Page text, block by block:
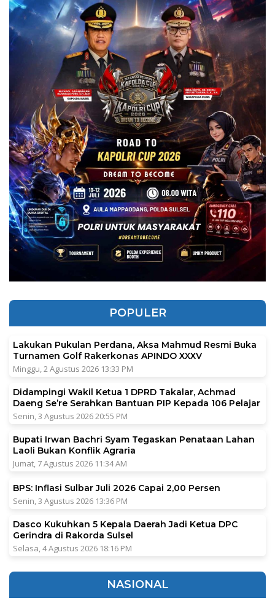
POPULER
Lakukan Pukulan Perdana, Aksa Mahmud Resmi Buka
Turnamen Golf Rakerkonas APINDO XXXV
Minggu, 2 Agustus 2026 13:33 PM
Didampingi Wakil Ketua 1 DPRD Takalar, Achmad
Daeng Se’re Serahkan Bantuan PIP Kepada 106 Pelajar
Senin, 3 Agustus 2026 20:55 PM
Bupati Irwan Bachri Syam Tegaskan Penataan Lahan
Laoli Bukan Konflik Agraria
Jumat, 7 Agustus 2026 11:34 AM
BPS: Inflasi Sulbar Juli 2026 Capai 2,00 Persen
Senin, 3 Agustus 2026 13:36 PM
Dasco Kukuhkan 5 Kepala Daerah Jadi Ketua DPC
Gerindra di Rakorda Sulsel
Selasa, 4 Agustus 2026 18:16 PM
NASIONAL